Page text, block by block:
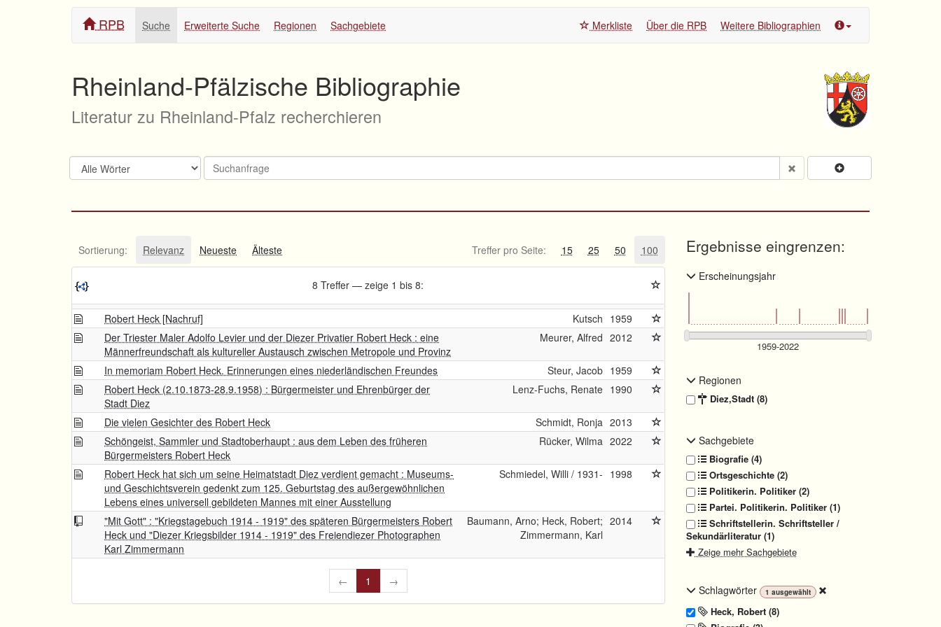
RPB Suche Erweiterte Suche Regionen Sachgebiete Merkliste Über die RPB Weitere Bibliographien
Rheinland-Pfälzische Bibliographie
Literatur zu Rheinland-Pfalz recherchieren
Sortierung: Relevanz Neueste Älteste Treffer pro Seite: 15 25 50 100
8 Treffer — zeige 1 bis 8:
Robert Heck [Nachruf] Kutsch 1959
Der Triester Maler Adolfo Levier und der Diezer Privatier Robert Heck : eine
Männerfreundschaft als kultureller Austausch zwischen Metropole und Provinz
Meurer, Alfred 2012
In memoriam Robert Heck. Erinnerungen eines niederländischen Freundes Steur, Jacob 1959
Robert Heck (2.10.1873-28.9.1958) : Bürgermeister und Ehrenbürger der
Stadt Diez
Lenz-Fuchs, Renate 1990
Die vielen Gesichter des Robert Heck Schmidt, Ronja 2013
Schöngeist, Sammler und Stadtoberhaupt : aus dem Leben des früheren
Bürgermeisters Robert Heck
Rücker, Wilma 2022
Robert Heck hat sich um seine Heimatstadt Diez verdient gemacht : Museums-
und Geschichtsverein gedenkt zum 125. Geburtstag des außergewöhnlichen
Lebens eines universell gebildeten Mannes mit einer Ausstellung
Schmiedel, Willi / 1931- 1998
"Mit Gott" : "Kriegstagebuch 1914 - 1919" des späteren Bürgermeisters Robert
Heck und "Diezer Kriegsbilder 1914 - 1919" des Freiendiezer Photographen
Karl Zimmermann
Baumann, Arno; Heck, Robert;
Zimmermann, Karl
2014
← 1 →
Ergebnisse eingrenzen:
Erscheinungsjahr
Regionen
Diez,Stadt (8)
Sachgebiete
Biografie (4)
Ortsgeschichte (2)
Politikerin. Politiker (2)
Partei. Politikerin. Politiker (1)
Schriftstellerin. Schriftsteller /
Sekundärliteratur (1)
Zeige mehr Sachgebiete
Schlagwörter 1 ausgewählt
Heck, Robert (8)